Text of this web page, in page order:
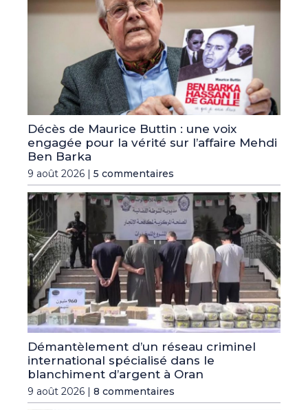
Décès de Maurice Buttin : une voix
engagée pour la vérité sur l’affaire Mehdi
Ben Barka
9 août 2026 | 5 commentaires
Démantèlement d’un réseau criminel
international spécialisé dans le
blanchiment d’argent à Oran
9 août 2026 | 8 commentaires